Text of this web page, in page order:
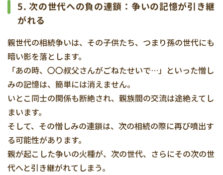
5. 次の世代への負の連鎖：争いの記憶が引き継
がれる
親世代の相続争いは、その子供たち、つまり孫の世代にも
暗い影を落とします。
「あの時、〇〇叔父さんがごねたせいで…」といった憎し
みの記憶は、簡単には消えません。
いとこ同士の関係も断絶され、親族間の交流は途絶えてし
まいます。
そして、その憎しみの連鎖は、次の相続の際に再び噴出す
る可能性があります。
親が起こした争いの火種が、次の世代、さらにその次の世
代へと引き継がれてしまう。